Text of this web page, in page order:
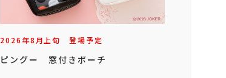
2026年8月上旬 登場予定
ピングー 窓付きポーチ